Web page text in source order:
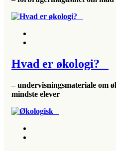
Hvad er økologi?
– undervisningsmateriale om
mindste elever